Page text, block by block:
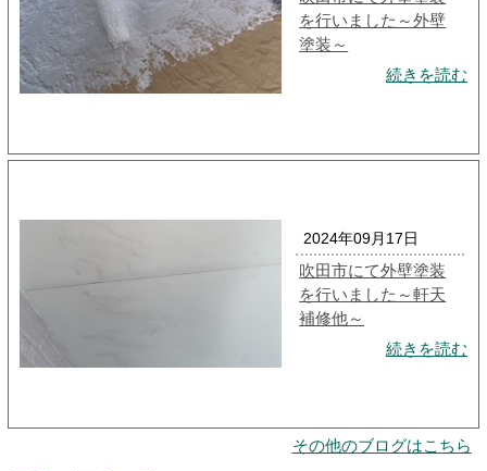
を行いました～外壁
塗装～
続きを読む
2024年09月17日
吹田市にて外壁塗装
を行いました～軒天
補修他～
続きを読む
その他のブログはこちら